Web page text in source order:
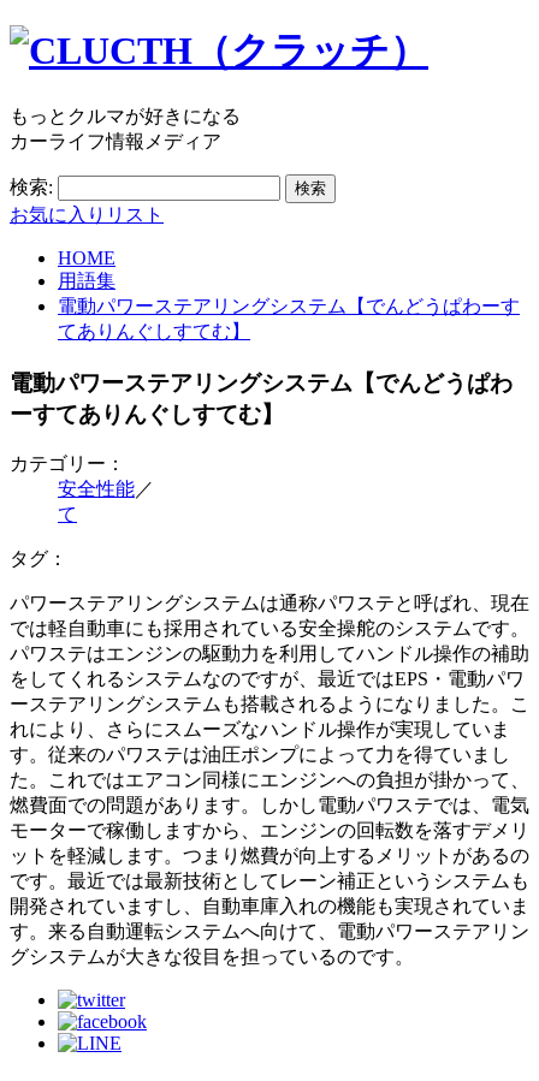
もっとクルマが好きになる
カーライフ情報メディア
検索:
お気に入りリスト
HOME
用語集
電動パワーステアリングシステム【でんどうぱわーす
てありんぐしすてむ】
電動パワーステアリングシステム【でんどうぱわ
ーすてありんぐしすてむ】
カテゴリー：
安全性能／
て
タグ：
パワーステアリングシステムは通称パワステと呼ばれ、現在
では軽自動車にも採用されている安全操舵のシステムです。
パワステはエンジンの駆動力を利用してハンドル操作の補助
をしてくれるシステムなのですが、最近ではEPS・電動パワ
ーステアリングシステムも搭載されるようになりました。こ
れにより、さらにスムーズなハンドル操作が実現していま
す。従来のパワステは油圧ポンプによって力を得ていまし
た。これではエアコン同様にエンジンへの負担が掛かって、
燃費面での問題があります。しかし電動パワステでは、電気
モーターで稼働しますから、エンジンの回転数を落すデメリ
ットを軽減します。つまり燃費が向上するメリットがあるの
です。最近では最新技術としてレーン補正というシステムも
開発されていますし、自動車庫入れの機能も実現されていま
す。来る自動運転システムへ向けて、電動パワーステアリン
グシステムが大きな役目を担っているのです。